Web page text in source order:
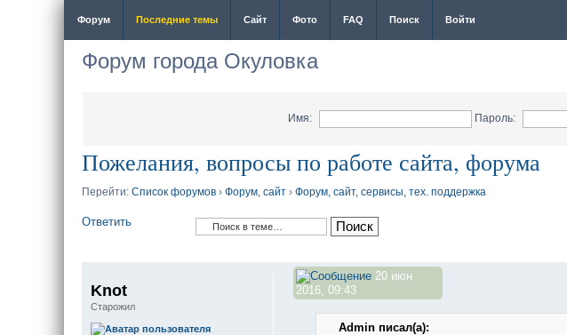
Форум Последние темы Сайт Фото FAQ Поиск Войти
Форум города Окуловка
Имя: Пароль:
Пожелания, вопросы по работе сайта, форума
Перейти: Список форумов › Форум, сайт › Форум, сайт, сервисы, тех. поддержка
Ответить
20 июн
2016, 09:43
Admin писал(а):
Knot
Старожил